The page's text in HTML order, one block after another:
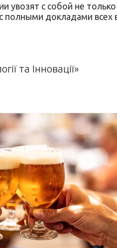
увозят с собой не
полными докладами всех
та Інновації»